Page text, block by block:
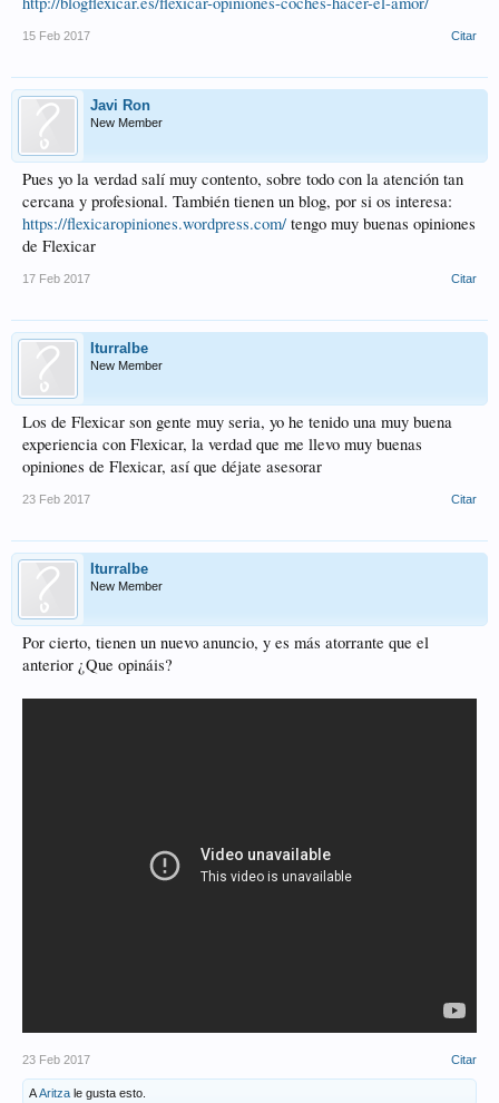
15 Feb 2017 Citar
Javi Ron
New Member
Pues yo la verdad salí muy contento, sobre todo con la atención tan
cercana y profesional. También tienen un blog, por si os interesa:
https://flexicaropiniones.wordpress.com/ tengo muy buenas opiniones
de Flexicar
17 Feb 2017 Citar
Iturralbe
New Member
Los de Flexicar son gente muy seria, yo he tenido una muy buena
experiencia con Flexicar, la verdad que me llevo muy buenas
opiniones de Flexicar, así que déjate asesorar
23 Feb 2017 Citar
Iturralbe
New Member
Por cierto, tienen un nuevo anuncio, y es más atorrante que el
anterior ¿Que opináis?
23 Feb 2017 Citar
AAritza le gusta esto.